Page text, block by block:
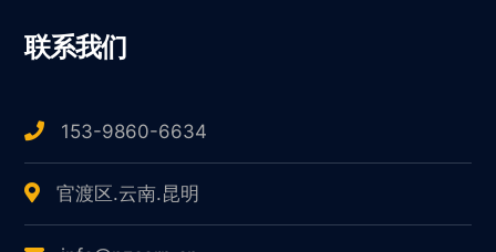
联系我们
153-9860-6634
官渡区.云南.昆明